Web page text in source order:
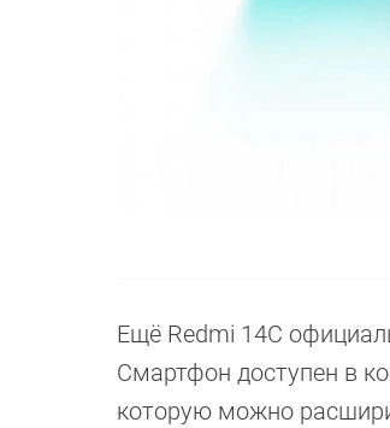
Ещё Redmi 14C
Смартфон доступен в
которую можно